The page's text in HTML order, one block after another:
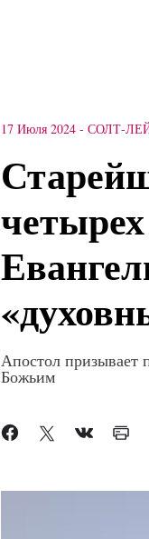
17 Июля 2024 - СОЛТ-
Апостол призывает
Божьим